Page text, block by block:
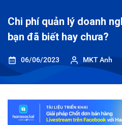
Chi phí quản lý doanh
bạn đã biết hay chưa?
06/06/2023 MKT Anh